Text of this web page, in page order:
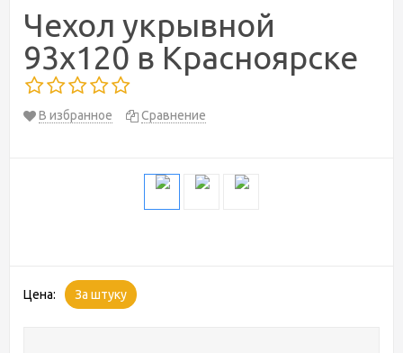
Чехол укрывной
93х120 в Красноярске
В избранное Сравнение
Цена: За штуку